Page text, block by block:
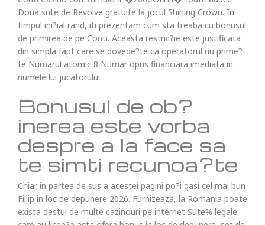
Doua sute de Revolve gratuite la jocul Shining Crown. In
timpul ini?ial rand, iti prezentam cum sta treaba cu bonusul
de primirea de pe Conti. Aceasta restric?ie este justificata
din simpla fapt care se dovede?te ca operatorul nu prime?
te Numarul atomic 8 Numar opus financiara imediata in
numele lui jucatorului.
Bonusul de ob?
inerea este vorba
despre a la face sa
te simti recunoa?te
Chiar in partea de sus a acestei pagini po?i gasi cel mai bun
Fillip in loc de depunere 2026. Furnizeaza, la Romania poate
exista destul de multe cazinouri pe internet Sute% legale